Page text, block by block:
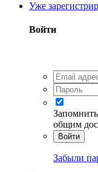
Уже
Войти
Запомнить
общим
Войти
Забыли